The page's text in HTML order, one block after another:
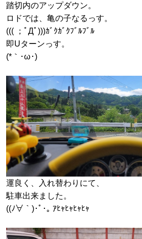
踏切内のアップダウン。
ロドでは、亀の子なるっす。
((( ；ﾟДﾟ)))ｶﾞｸｶﾞｸﾌﾞﾙﾌﾞﾙ
即Uターンっす。
(*｀･ω･)ゞ
運良く、入れ替わりにて、
駐車出来ました。
((ﾉ∀｀)･ﾟ･｡ ｱﾋｬﾋｬﾋｬﾋｬ